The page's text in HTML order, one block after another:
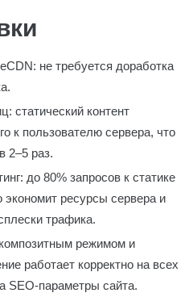
не требуется доработка
статический контент
к пользователю сервера, что
2–5 раз.
до 80% запросов к статике
ресурсы сервера и
трафика.
режимом и
работает корректно на всех
SEO-параметры сайта.